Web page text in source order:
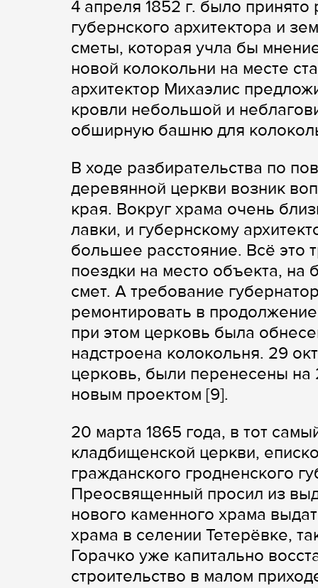
4 апреля 1852 г. было
губернского архитектора и
сметы, которая учла бы
новой колокольни на месте
архитектор Михаэлис
кровли небольшой и
обширную башню для
В ходе разбирательства по
деревянной церкви возник
края. Вокруг храма очень
лавки, и губернскому
большее расстояние. Всё это
поездки на место объекта,
смет. А требование
ремонтировать в
при этом церковь была
надстроена колокольня. 29
церковь, были перенесены на
новым проектом [9].
20 марта 1865 года, в тот
кладбищенской церкви,
гражданского гродненского
Преосвященный просил из
нового каменного храма
храма в селении Тетерёвке,
Горачко уже капитально
строительство в малом